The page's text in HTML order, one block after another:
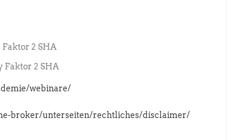
2 SHA
Faktor 2 SHA
webinare/
broker/unterseiten/rechtliches/disclaimer/